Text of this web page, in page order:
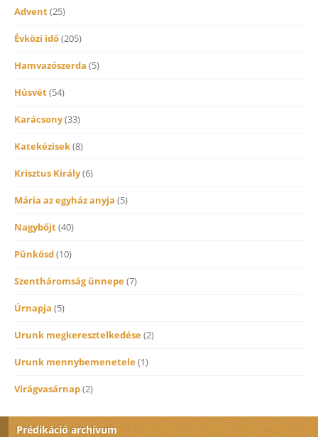
Advent(25)
Évközi idő(205)
Hamvazószerda (5)
Húsvét(54)
Karácsony(33)
Katekézisek(8)
Krisztus Király(6)
Mária az egyház anyja (5)
Nagybőjt(40)
Pünkösd(10)
Szentháromság ünnepe(7)
Úrnapja (5)
Urunk megkeresztelkedése(2)
Urunk mennybemenetele(1)
Virágvasárnap(2)
Prédikáció archívum